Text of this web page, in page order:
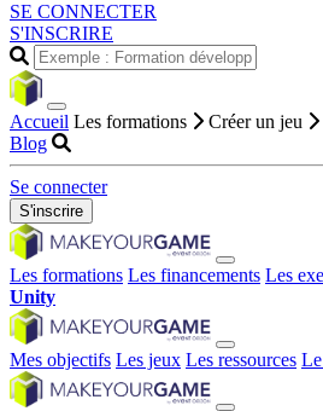
SE CONNECTER
S'INSCRIRE
Accueil Les formations Créer un jeu
Blog
Se connecter
S'inscrire
Les formations Les financements Les
Unity
Mes objectifs Les jeux Les ressources